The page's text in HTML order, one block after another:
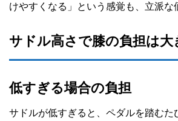
けやすくなる」という感覚も、立派な
サドル高さで膝の負担は大
低すぎる場合の負担
サドルが低すぎると、ペダルを踏むた